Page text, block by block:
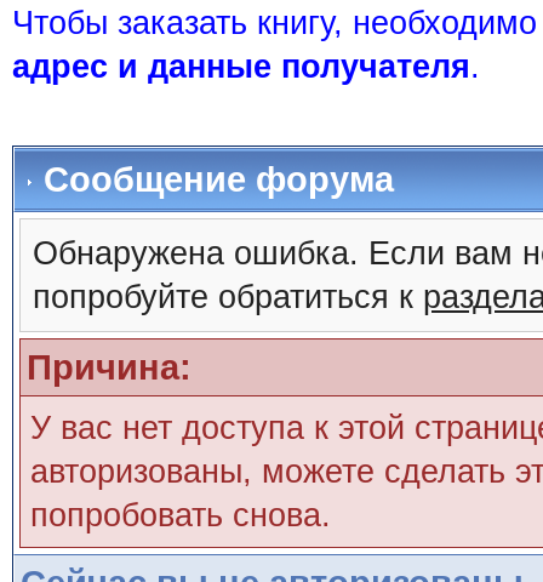
Чтобы заказать книгу,
адрес и данные получателя.
Сообщение форума
Обнаружена ошибка. Если вам
попробуйте обратиться к
Причина:
У вас нет доступа к этой
авторизованы, можете сделать
попробовать снова.